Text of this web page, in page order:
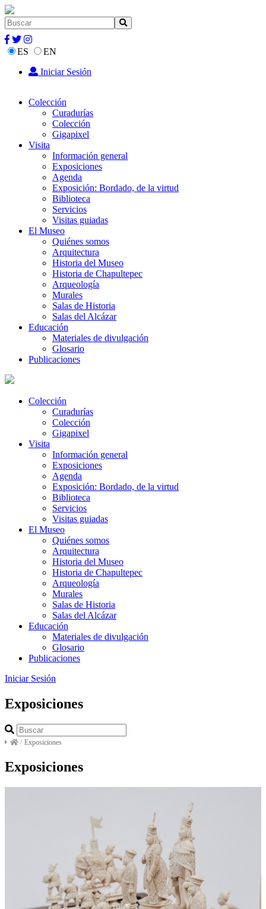
ES
EN
Iniciar Sesión
Colección
Curadurías
Colección
Gigapixel
Visita
Información general
Exposiciones
Agenda
Exposición: Bordado, de la virtud
Biblioteca
Servicios
Visitas guiadas
El Museo
Quiénes somos
Arquitectura
Historia del Museo
Historia de Chapultepec
Arqueología
Murales
Salas de Historia
Salas del Alcázar
Educación
Materiales de divulgación
Glosario
Publicaciones
Colección
Curadurías
Colección
Gigapixel
Visita
Información general
Exposiciones
Agenda
Exposición: Bordado, de la virtud
Biblioteca
Servicios
Visitas guiadas
El Museo
Quiénes somos
Arquitectura
Historia del Museo
Historia de Chapultepec
Arqueología
Murales
Salas de Historia
Salas del Alcázar
Educación
Materiales de divulgación
Glosario
Publicaciones
Iniciar Sesión
Exposiciones
/ Exposiciones
Exposiciones